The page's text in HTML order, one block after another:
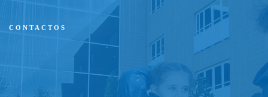
CONTACTOS
¿Quieres contactar con
nosotros?